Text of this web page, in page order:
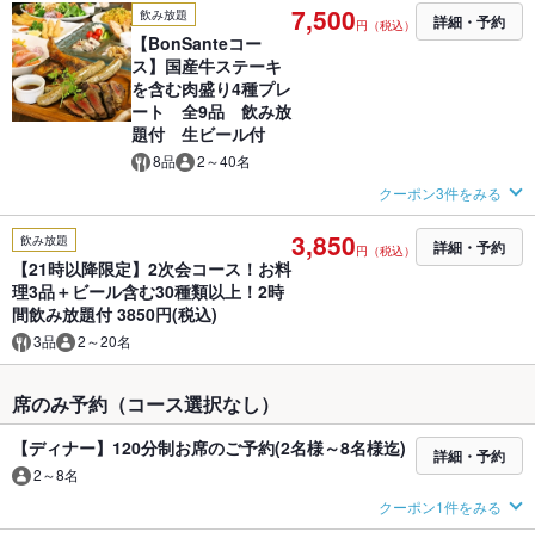
飲み放題
【BonSanteコー
ス】国産牛ステーキ
を含む肉盛り4種プレ
ート 全9品 飲み放
題付 生ビール付
8品 2～40名
7,500円（税込） 詳細・予約
クーポン3件をみる
飲み放題
【21時以降限定】2次会コース！お料
理3品＋ビール含む30種類以上！2時
間飲み放題付 3850円(税込)
3品 2～20名
3,850円（税込） 詳細・予約
席のみ予約（コース選択なし）
【ディナー】120分制お席のご予約(2名様～8名様迄)
2～8名
詳細・予約
クーポン1件をみる